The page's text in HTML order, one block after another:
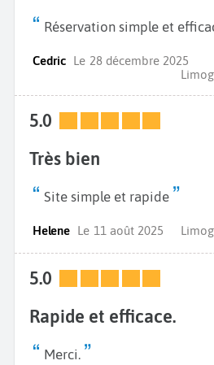
Réservation simple et
Cedric Le 28 décembre 2025
5.0
Très bien
Site simple et rapide
Helene Le 11 août 2025
5.0
Rapide et efficace.
Merci.